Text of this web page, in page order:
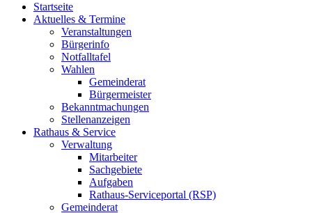
Startseite
Aktuelles & Termine
Veranstaltungen
Bürgerinfo
Notfalltafel
Wahlen
Gemeinderat
Bürgermeister
Bekanntmachungen
Stellenanzeigen
Rathaus & Service
Verwaltung
Mitarbeiter
Sachgebiete
Aufgaben
Rathaus-Serviceportal (RSP)
Gemeinderat